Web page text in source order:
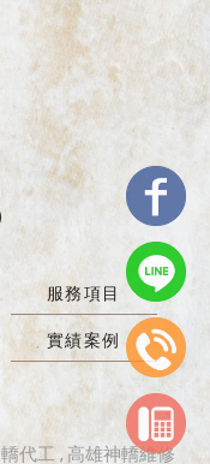
服務項目
實績案例
代工 高雄神轎維修